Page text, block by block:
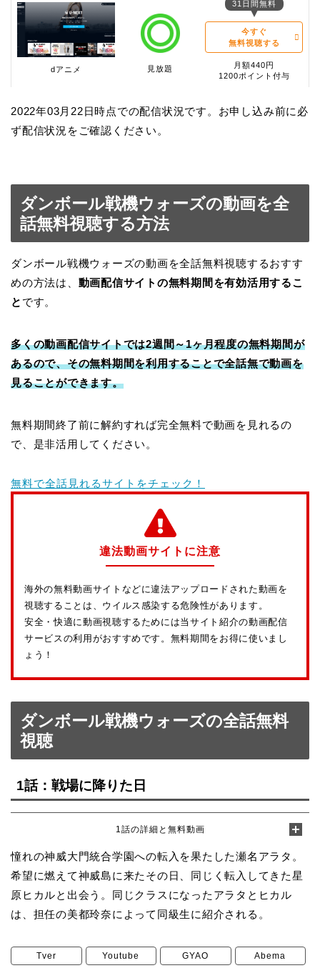
dアニメ 見放題
31日間無料
今すぐ
無料視聴する
月額440円
1200ポイント付与
2022年03月22日時点での配信状況です。お申し込み前に必
ず配信状況をご確認ください。
ダンボール戦機ウォーズの動画を全
話無料視聴する方法
ダンボール戦機ウォーズの動画を全話無料視聴するおすす
めの方法は、 動画配信サイトの無料期間を有効活用するこ
と です。
多くの動画配信サイトでは2週間～1ヶ月程度の無料期間が
あるので、その無料期間を利用することで全話無で動画を
見ることができます。
無料期間終了前に解約すれば完全無料で動画を見れるの
で、是非活用してください。
無料で全話見れるサイトをチェック！
違法動画サイトに注意
海外の無料動画サイトなどに違法アップロードされた動画を
視聴することは、ウイルス感染する危険性があります。
安全・快適に動画視聴するためには当サイト紹介の動画配信
サービスの利用がおすすめです。無料期間をお得に使いまし
ょう！
ダンボール戦機ウォーズの全話無料
視聴
1話：戦場に降りた日
1話の詳細と無料動画
憧れの神威大門統合学園への転入を果たした瀬名アラタ。
希望に燃えて神威島に来たその日、同じく転入してきた星
原ヒカルと出会う。同じクラスになったアラタとヒカル
は、担任の美都玲奈によって同級生に紹介される。
Tver Youtube GYAO Abema